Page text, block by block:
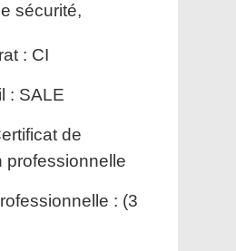
sécurité,
: CI
: SALE
de
professionnelle
: (3